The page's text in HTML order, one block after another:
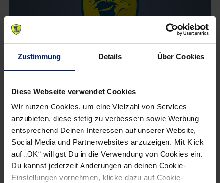
Zustimmung Details Über Cookies
Diese Webseite verwendet Cookies
Wir nutzen Cookies, um eine Vielzahl von Services
anzubieten, diese stetig zu verbessern sowie Werbung
entsprechend Deinen Interessen auf unserer Website,
Social Media und Partnerwebsites anzuzeigen. Mit Klick
auf „OK“ willigst Du in die Verwendung von Cookies ein.
Du kannst jederzeit Änderungen an deinen Cookie-
Einstellungen vornehmen, klicke dazu auf Cookie-
16. Dezember 2018
„Klaus ist mein Freund“
Große Ehre für Prof. Dr. Klaus Steinbach: Der frühere
Weltklasse-Schwimmer, Sportfunktionär und heutige
Klinikchef erhielt vor dem letzten Heimspiel der Rhein-
Neckar Löwen gegen den SC Magdeburg den Joachim-
Deckarm-Preis. Ausgezeichnet wurde der 65-Jährige, von